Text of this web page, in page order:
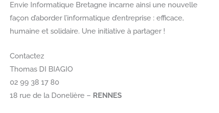
Envie Informatique Bretagne incarne ainsi une nouvelle
façon d’aborder l’informatique d’entreprise : efficace,
humaine et solidaire. Une initiative à partager !
Contactez
Thomas DI BIAGIO
02 99 38 17 80
18 rue de la Donelière – RENNES